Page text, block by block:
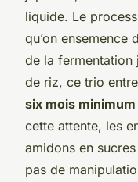
liquide. Le
qu’on ensemence
de la fermentation
de riz, ce trio
six mois
cette attente, les
amidons en
pas de